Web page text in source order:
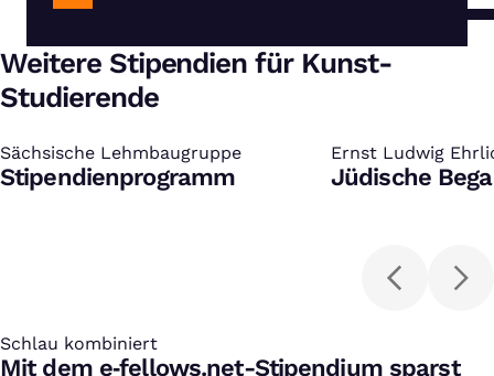
Weitere Stipendien für Kunst-
Studierende
Sächsische Lehmbaugruppe
:
Stipendienprogramm
Ernst Ludwig
:
Jüdische
Schlau kombiniert
:
Mit dem e‑fellows.net-Stipendium sparst